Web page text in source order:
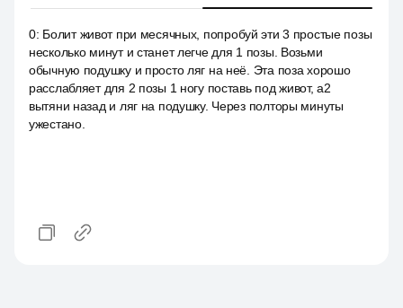
0: Болит живот при месячных, попробуй эти 3 простые позы
несколько минут и станет легче для 1 позы. Возьми
обычную подушку и просто ляг на неё. Эта поза хорошо
расслабляет для 2 позы 1 ногу поставь под живот, a2
вытяни назад и ляг на подушку. Через полторы минуты
ужестано.